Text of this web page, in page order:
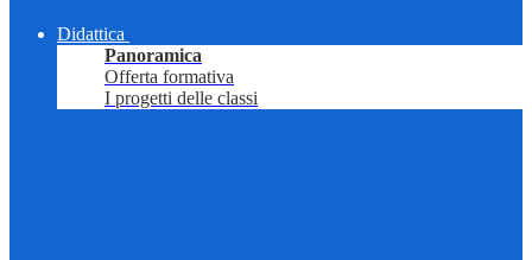
Didattica
Panoramica
Offerta formativa
I progetti delle classi